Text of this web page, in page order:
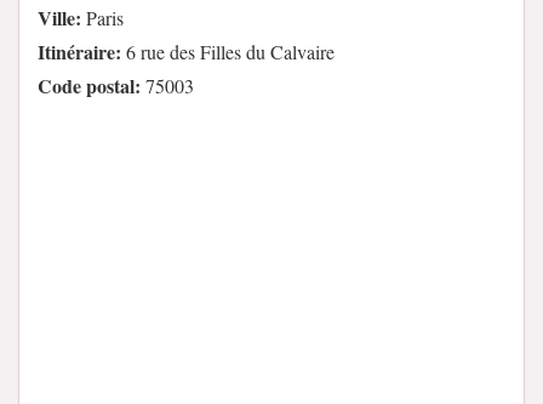
Ville: Paris
Itinéraire: 6 rue des Filles du Calvaire
Code postal: 75003